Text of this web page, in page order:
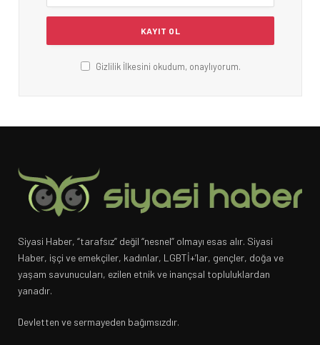
Gizlilik İlkesini okudum, onaylıyorum.
Siyasi Haber, “tarafsız” değil “nesnel” olmayı esas alır. Siyasi
Haber, işçi ve emekçiler, kadınlar, LGBTİ+’lar, gençler, doğa ve
yaşam savunucuları, ezilen etnik ve inançsal topluluklardan
yanadır.
Devletten ve sermayeden bağımsızdır.